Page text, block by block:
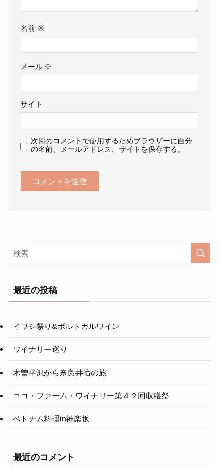
名前 ※
メール ※
サイト
次回のコメントで使用するためブラウザーに自分
の名前、メールアドレス、サイトを保存する。
最近の投稿
イワシ祭り&ポルトガルワイン
ワイナリー巡り
木曽平沢から奈良井宿の旅
ココ・ファーム・ワイナリー第４２回収穫祭
ベトナム料理in神楽坂
最近のコメント